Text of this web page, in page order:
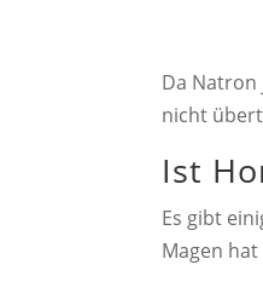
Da Natron
nicht
Ist
Es gibt
Magen